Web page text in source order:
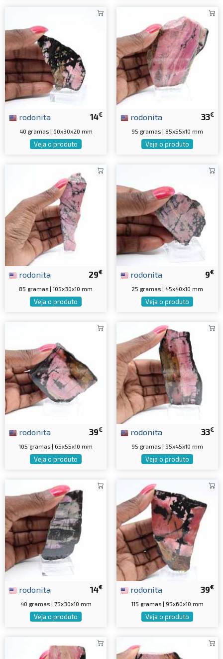
14€
rodonita
40 gramas | 60x30x20 mm
Veja o produto
33€
rodonita
95 gramas | 85x55x10 mm
Veja o produto
29€
rodonita
85 gramas | 105x30x10 mm
Veja o produto
9€
rodonita
25 gramas | 45x40x10 mm
Veja o produto
39€
rodonita
105 gramas | 65x55x10 mm
Veja o produto
33€
rodonita
95 gramas | 95x45x10 mm
Veja o produto
14€
rodonita
40 gramas | 75x30x10 mm
Veja o produto
39€
rodonita
115 gramas | 95x60x10 mm
Veja o produto